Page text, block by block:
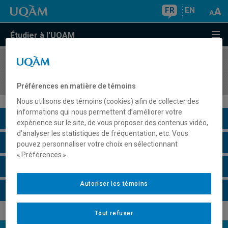
FR EN
Étudier à l'UQAM
COURS//
Description du cours
Horaire - Été 2026
Préférences en matière de témoins
Nous utilisons des témoins (cookies) afin de collecter des
informations qui nous permettent d’améliorer votre
expérience sur le site, de vous proposer des contenus vidéo,
d’analyser les statistiques de fréquentation, etc. Vous
pouvez personnaliser votre choix en sélectionnant
« Préférences ».
Tout refuser
Autoriser les témoins